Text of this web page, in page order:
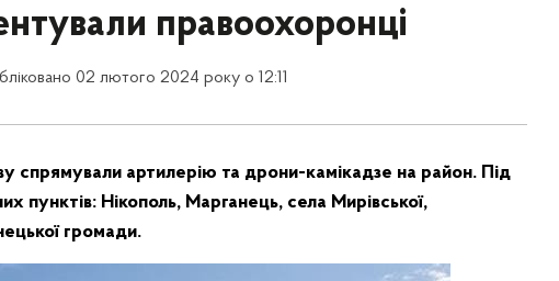
правоохоронці
02 лютого 2024 року о 12:11
спрямували артилерію та дрони-камікадзе на район. Під
пунктів: Нікополь, Марганець, села Мирівської,
громади.